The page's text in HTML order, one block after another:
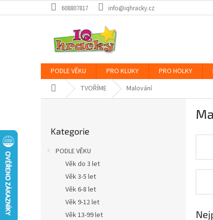
na
608807817 info@iqhracky.cz
PODLE VĚKU PRO KLUKY PRO HOLKY
Domů TVOŘÍME Malování
kategorie
Kategorie
PODLE VĚKU
Věk do 3 let
Věk 3-5 let
Věk 6-8 let
Věk 9-12 let
Věk 13-99 let